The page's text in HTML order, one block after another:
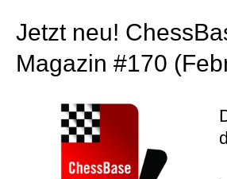
Jetzt neu!
Magazin #170